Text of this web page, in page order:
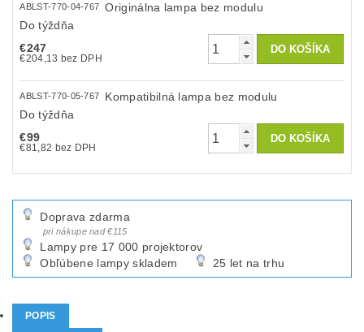
ABLST-770-04-767
Originálna lampa bez modulu
Do týždňa
€247
€204,13 bez DPH
ABLST-770-05-767
Kompatibilná lampa bez modulu
Do týždňa
€99
€81,82 bez DPH
Doprava zdarma
pri nákupe nad €115
Lampy pre 17 000 projektorov
Obľúbene lampy skladem
25 let na trhu
POPIS